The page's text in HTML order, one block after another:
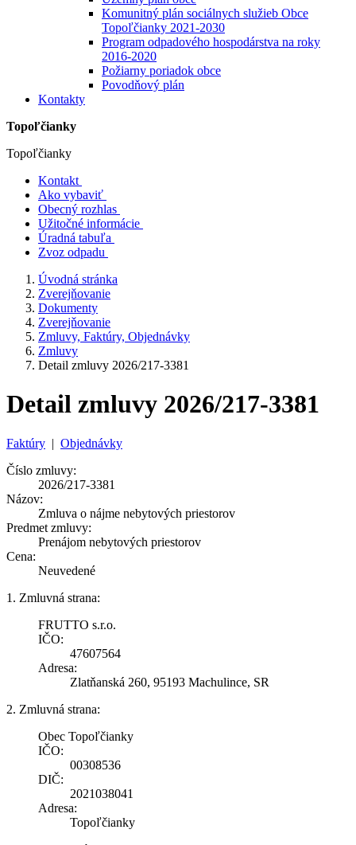
Komunitný plán sociálnych služieb Obce
Topoľčianky 2021-2030
Program odpadového hospodárstva na roky
2016-2020
Požiarny poriadok obce
Povodňový plán
Kontakty
Topoľčianky
Topoľčianky
Kontakt
Ako vybaviť
Obecný rozhlas
Užitočné informácie
Úradná tabuľa
Zvoz odpadu
Úvodná stránka
Zverejňovanie
Dokumenty
Zverejňovanie
Zmluvy, Faktúry, Objednávky
Zmluvy
Detail zmluvy 2026/217-3381
Detail zmluvy 2026/217-3381
Faktúry | Objednávky
Číslo zmluvy:
2026/217-3381
Názov:
Zmluva o nájme nebytových priestorov
Predmet zmluvy:
Prenájom nebytových priestorov
Cena:
Neuvedené
1. Zmluvná strana:
FRUTTO s.r.o.
IČO:
47607564
Adresa:
Zlatňanská 260, 95193 Machulince, SR
2. Zmluvná strana:
Obec Topoľčianky
IČO:
00308536
DIČ:
2021038041
Adresa:
Topoľčianky